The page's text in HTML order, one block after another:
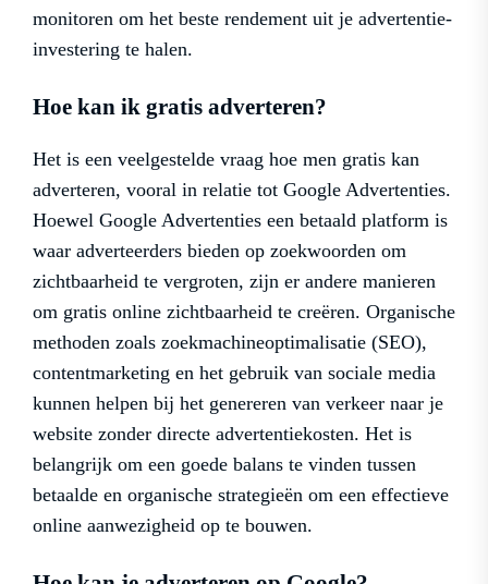
monitoren om het beste rendement uit je advertentie-
investering te halen.
Hoe kan ik gratis adverteren?
Het is een veelgestelde vraag hoe men gratis kan
adverteren, vooral in relatie tot Google Advertenties.
Hoewel Google Advertenties een betaald platform is
waar adverteerders bieden op zoekwoorden om
zichtbaarheid te vergroten, zijn er andere manieren
om gratis online zichtbaarheid te creëren. Organische
methoden zoals zoekmachineoptimalisatie (SEO),
contentmarketing en het gebruik van sociale media
kunnen helpen bij het genereren van verkeer naar je
website zonder directe advertentiekosten. Het is
belangrijk om een goede balans te vinden tussen
betaalde en organische strategieën om een effectieve
online aanwezigheid op te bouwen.